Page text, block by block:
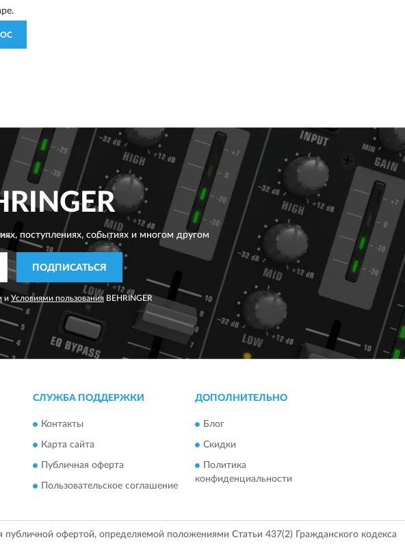
поступлениях, событиях и многом другом
ПОДПИСАТЬСЯ
и Условиями пользования BEHRINGER
СЛУЖБА ПОДДЕРЖКИ
Контакты
Карта сайта
Публичная оферта
Пользовательское соглашение
ДОПОЛНИТЕЛЬНО
Блог
Скидки
Политика
конфиденциальности
офертой, определяемой положениями Статьи 437(2) Гражданского кодекса